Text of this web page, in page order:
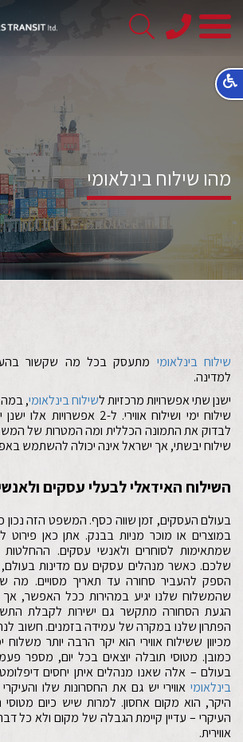
08-
8563145
מהו שילוח בינלאומי
שילוח בינלאומי מתעסק בכל מה שקשור
למדינה.
ישנן שתי אפשרויות מרכזיות לשילוח בינלאומי, במה
שילוח ימי ושילוח אווירי. ל-2
לבדוק את התמונה הכללית ומה המטרות של
שילוח יבשתי, אך ישראל אינה יכולה להשתמש
השילוח האידאלי לבעלי עסקים
בעולם העסקים, זמן שווה כסף. המשפט הזה
במוצרים או מוכר מניות בבנק. אתן כאן פירוט
שמתאימות לסוחרים ולאנשי עסקים. ההחלטות
שלכם. כאשר מנהלים עסקים עם מדינות
הספק להעביר סחורה עד תאריך מסויים. מה
שהמשלוח שלנו יגיע במהירות ככל האפשר,
הגעת הסחורה מתקשר גם ישירות לקבלת
הפתרון שלנו במקרה של עמידה בזמנים. חשוב
מכיוון ששילוח אווירי הוא יקר הרבה יותר
כמובן. מטוסי תובלה יוצאים בכל יום, מספר
בעולם – אלה שאנו מנהלים איתן יחסים
בינלאומי אווירי יש גם את החסרונות שלו
היקר, הוא מקום אחסון. למרות שיש כיום
העיקרי – עדיין קיימת הגבלה של מקום ולא כל
אווירית.